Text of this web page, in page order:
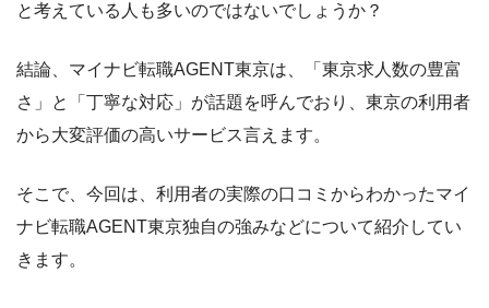
と考えている人も多いのではないでしょうか？
結論、マイナビ転職AGENT東京は、「東京求人数の豊富
さ」と「丁寧な対応」が話題を呼んでおり、 東京の利用者
から大変評価の高いサービス言えます。
そこで、今回は、利用者の実際の口コミからわかったマイ
ナビ転職AGENT東京独自の強みなどについて紹介してい
きます。